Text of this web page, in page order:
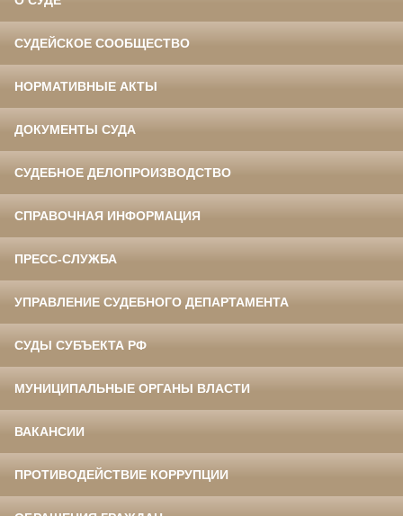
СУДЕЙСКОЕ СООБЩЕСТВО
НОРМАТИВНЫЕ АКТЫ
ДОКУМЕНТЫ СУДА
СУДЕБНОЕ ДЕЛОПРОИЗВОДСТВО
СПРАВОЧНАЯ ИНФОРМАЦИЯ
ПРЕСС-СЛУЖБА
УПРАВЛЕНИЕ СУДЕБНОГО ДЕПАРТАМЕНТА
СУДЫ СУБЪЕКТА РФ
МУНИЦИПАЛЬНЫЕ ОРГАНЫ ВЛАСТИ
ВАКАНСИИ
ПРОТИВОДЕЙСТВИЕ КОРРУПЦИИ